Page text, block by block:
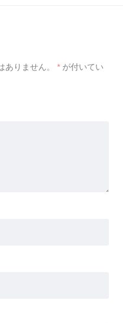
ありません。 * が付いてい